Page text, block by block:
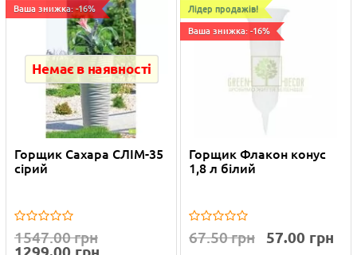
Ваша знижка: -16%
Немає в наявності
Горщик Сахара СЛІМ-35
сірий
1547.00 грн
Лідер продажів!
Ваша знижка: -16%
Горщик Флакон конус
1,8 л білий
67.50 грн 57.00 грн